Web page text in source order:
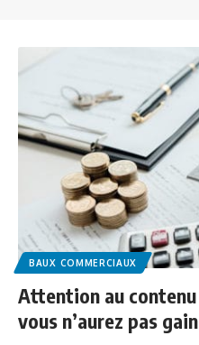
BAUX COMMERCIAUX
Attention au contenu
vous n’aurez pas